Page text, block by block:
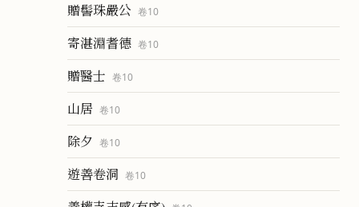
贈髻珠嚴公 卷10
寄湛淵耆德 卷10
贈醫士 卷10
山居 卷10
除夕 卷10
遊善卷洞 卷10